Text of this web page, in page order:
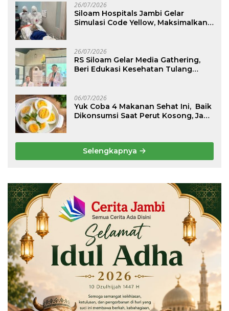
26/07/2026
Siloam Hospitals Jambi Gelar
Simulasi Code Yellow, Maksimalkan
26/07/2026
RS Siloam Gelar Media Gathering,
Beri Edukasi Kesehatan Tulang
06/07/2026
Yuk Coba 4 Makanan Sehat Ini, Baik
Dikonsumsi Saat Perut Kosong, Jaga
Selengkapnya